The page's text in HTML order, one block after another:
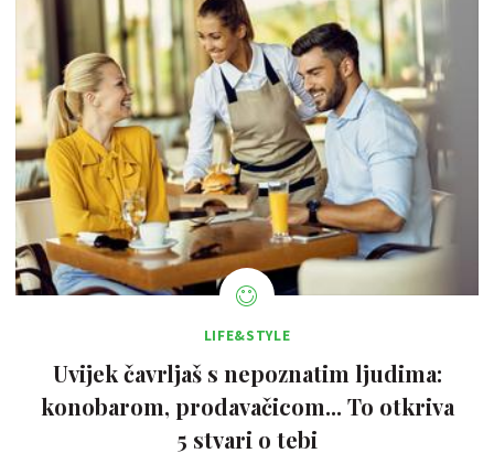
LIFE&STYLE
Uvijek čavrljaš s nepoznatim ljudima:
konobarom, prodavačicom... To otkriva
5 stvari o tebi